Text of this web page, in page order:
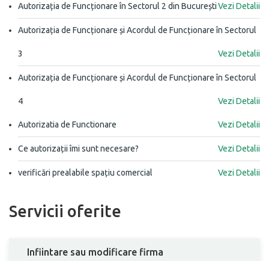
Servicii oferite
Infiintare sau modificare firma
Autorizația de Funcționare în Sectorul 2 din BucureștiVezi Detalii
Autorizația de Funcționare și Acordul de Funcționare în Sectorul
3 Vezi Detalii
Autorizația de Funcționare și Acordul de Funcționare în Sectorul
4 Vezi Detalii
Autorizatia de Functionare Vezi Detalii
Ce autorizații îmi sunt necesare? Vezi Detalii
verificări prealabile spațiu comercial Vezi Detalii